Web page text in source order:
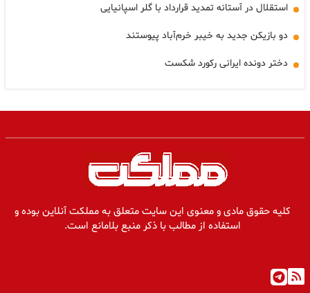
استقلال در آستانه تمدید قرارداد با گلر اسپانیایی
دو بازیکن جدید به خیبر خرم‌آباد پیوستند
دختر دونده ایرانی رکورد شکست
کلیه حقوق مادی و معنوی این سایت متعلق به مملکت آنلاین بوده و
استفاده از مطالب با ذکر منبع بلامانع است.